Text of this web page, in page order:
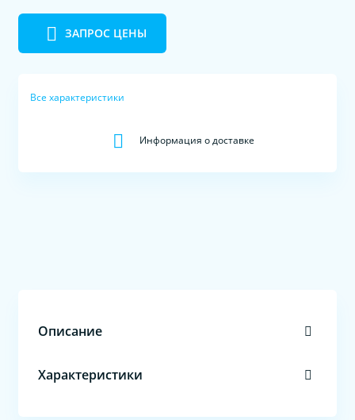
ЗАПРОС ЦЕНЫ
Все характеристики
Информация о доставке
Описание
Характеристики